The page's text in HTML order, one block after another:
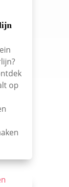
op